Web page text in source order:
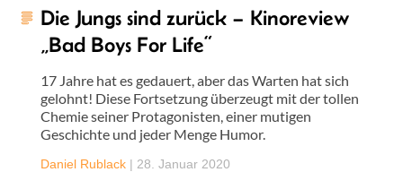
Die Jungs sind zurück – Kinoreview
„Bad Boys For Life“
17 Jahre hat es gedauert, aber das Warten hat sich
gelohnt! Diese Fortsetzung überzeugt mit der tollen
Chemie seiner Protagonisten, einer mutigen
Geschichte und jeder Menge Humor.
Daniel Rublack | 28. Januar 2020